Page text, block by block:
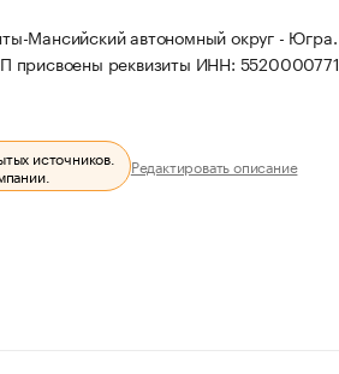
Мансийский автономный округ -
присвоены реквизиты ИНН:
источников.
Редактировать описание